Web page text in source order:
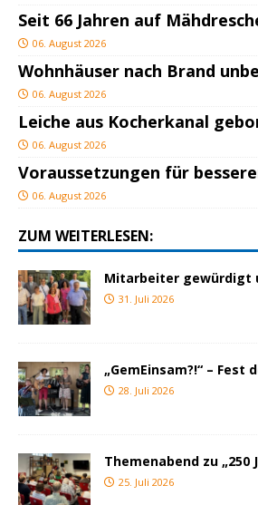
Seit 66 Jahren auf
06. August 2026
Wohnhäuser nach Brand
06. August 2026
Leiche aus Kocherkanal
06. August 2026
Voraussetzungen für
06. August 2026
ZUM WEITERLESEN:
Mitarbeiter gewürdigt
31. Juli 2026
„GemEinsam?!“ – Fest
28. Juli 2026
Themenabend zu „250
25. Juli 2026